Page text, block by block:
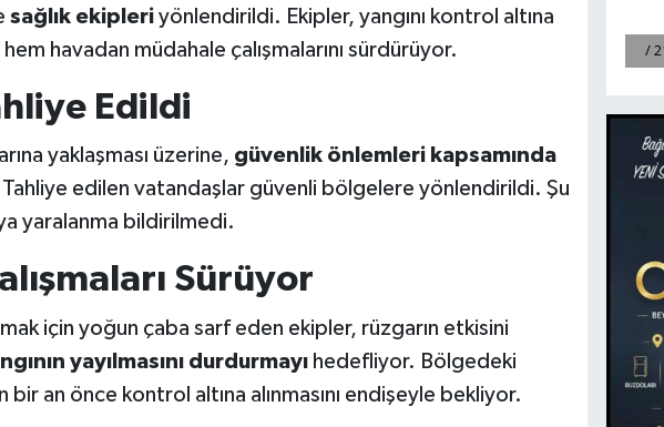
sağlık ekipleriyönlendirildi. Ekipler, yangını kontrol altına
havadan müdahale çalışmalarını sürdürüyor.
Edildi
yaklaşması üzerine, güvenlik önlemleri kapsamında
edilen vatandaşlar güvenli bölgelere yönlendirildi. Şu
yaralanma bildirilmedi.
Sürüyor
için yoğun çaba sarf eden ekipler, rüzgarın etkisini
yayılmasını durdurmayıhedefliyor. Bölgedeki
bir an önce kontrol altına alınmasını endişeyle bekliyor.